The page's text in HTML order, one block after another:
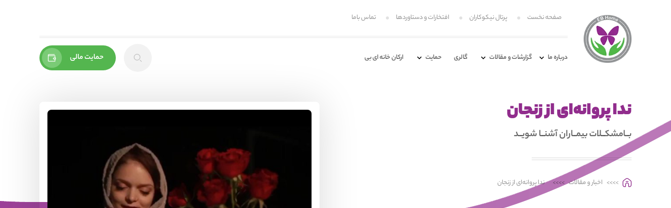
صفحه نخست پرتال نیکوکاران افتخارات و دستاوردها تماس باما
درباره ما گزارشات و مقالات گالری حمایت ارکان خانه ای بی حمایت مالی
ندا پروانه‌ای از زنجان
بــامشکــلات بیمــاران آشنــا شویــد
>>>> اخبار و مقالات >>>> ندا پروانه‌ای از زنجان